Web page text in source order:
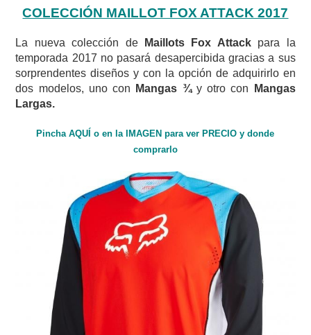
COLECCIÓN MAILLOT FOX ATTACK 2017
La nueva colección deMaillots Fox Attackpara la
temporada 2017 no pasará desapercibida gracias a sus
sorprendentes diseños y con la opción de adquirirlo en
dos modelos, uno con
Mangas ¾y otro con
Mangas
Largas.
Pincha AQUÍ o en la IMAGEN para ver PRECIO y donde
comprarlo